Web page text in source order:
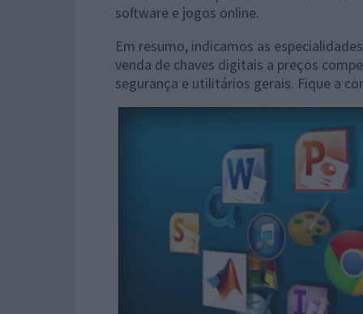
software e jogos online.
Em resumo, indicamos as
venda de chaves digitais a preços
segurança e utilitários gerais. Fique a